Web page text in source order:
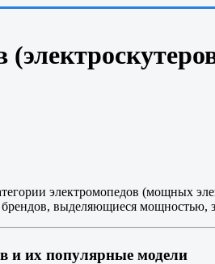
электромопедов (мощных
выделяющиеся мощностью,
и их популярные модели